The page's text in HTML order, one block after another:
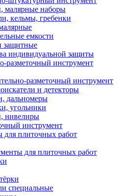
малярные наборы
кельмы, гребенки
емкости
защитные
индивидуальной защиты
разметочный инструмент
разметочный инструмент
и детекторы
дальномеры
угольники
нивелиры
инструмент
для плиточных работ
для плиточных работ
специальные